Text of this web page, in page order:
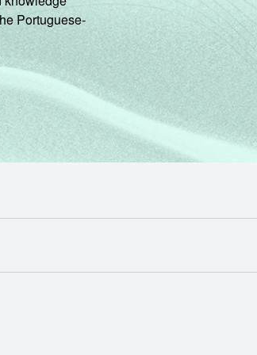
-
da Sociedade da
brasileiro - TIC Governo Eletrônico 2019.
Portuguese-
ABA)
NOVA ABA)
NOVA ABA)
EM NOVA ABA)
(ABRE EM NOVA ABA)
(ABRE EM NOVA ABA)
(ABRE EM NOVA ABA)